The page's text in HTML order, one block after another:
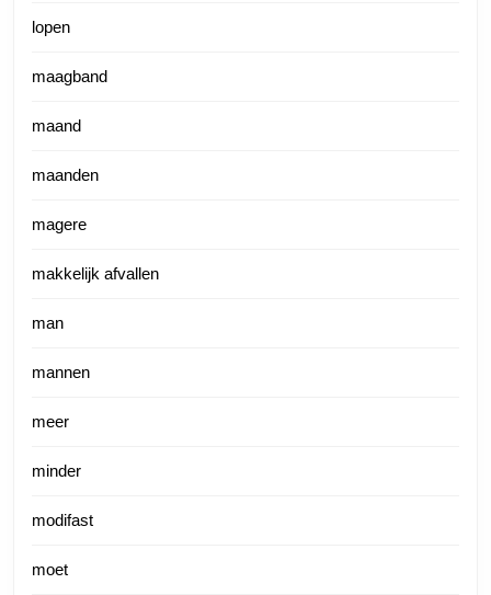
lopen
maagband
maand
maanden
magere
makkelijk afvallen
man
mannen
meer
minder
modifast
moet